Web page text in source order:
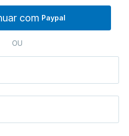
com Paypal
OU